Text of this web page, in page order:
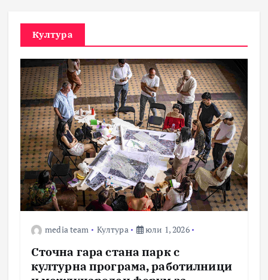
Култура
media team Култура юли 1, 2026
Сточна гара стана парк с
културна програма, работилници